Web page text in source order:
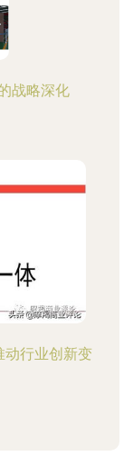
战略深化
动行业创新变